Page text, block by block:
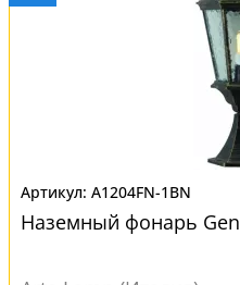
A1204FN-1BN
Наземный фонарь